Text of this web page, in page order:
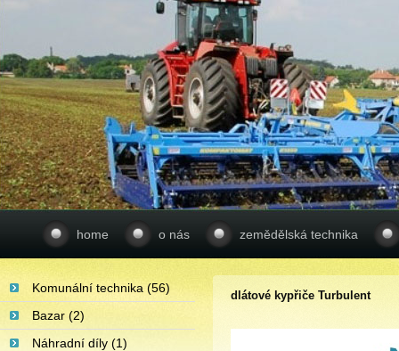
home o nás zemědělská technika
dlátové kypřiče Turbulent
Komunální technika (56)
Bazar (2)
Náhradní díly (1)